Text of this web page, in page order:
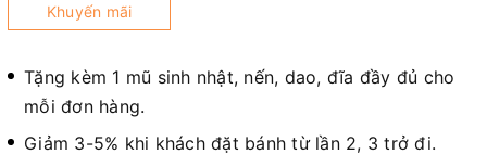
Khuyến mãi
Tặng kèm 1 mũ sinh nhật, nến, dao, đĩa đầy đủ cho
mỗi đơn hàng.
Giảm 3-5% khi khách đặt bánh từ lần 2, 3 trở đi.